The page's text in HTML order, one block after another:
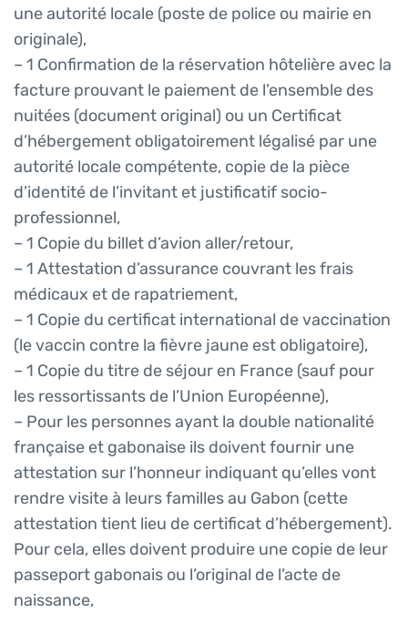
une autorité locale (poste de police ou mairie en
originale),
– 1 Confirmation de la réservation hôtelière avec la
facture prouvant le paiement de l’ensemble des
nuitées (document original) ou un Certificat
d’hébergement obligatoirement légalisé par une
autorité locale compétente, copie de la pièce
d’identité de l’invitant et justificatif socio-
professionnel,
– 1 Copie du billet d’avion aller/retour,
– 1 Attestation d’assurance couvrant les frais
médicaux et de rapatriement,
– 1 Copie du certificat international de vaccination
(le vaccin contre la fièvre jaune est obligatoire),
– 1 Copie du titre de séjour en France (sauf pour
les ressortissants de l’Union Européenne),
– Pour les personnes ayant la double nationalité
française et gabonaise ils doivent fournir une
attestation sur l’honneur indiquant qu’elles vont
rendre visite à leurs familles au Gabon (cette
attestation tient lieu de certificat d’hébergement).
Pour cela, elles doivent produire une copie de leur
passeport gabonais ou l’original de l’acte de
naissance,